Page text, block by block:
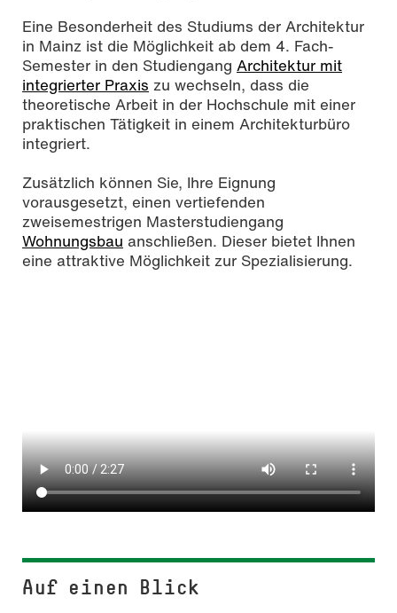
Eine Besonderheit des Studiums der Architektur
in Mainz ist die Möglichkeit ab dem 4. Fach-
Semester in den Studiengang Ar­chi­tek­tur mit
integrierter Praxis zu wechseln, dass die
theoretische Arbeit in der Hochschule mit einer
praktischen Tätigkeit in einem Architekturbüro
integriert.
Zusätzlich können Sie, Ihre Eignung
vorausgesetzt, einen vertiefenden
zweisemestrigen Masterstudiengang
Wohnungsbau anschließen. Dieser bietet Ihnen
eine attraktive Möglichkeit zur Spezialisierung.
Auf einen Blick